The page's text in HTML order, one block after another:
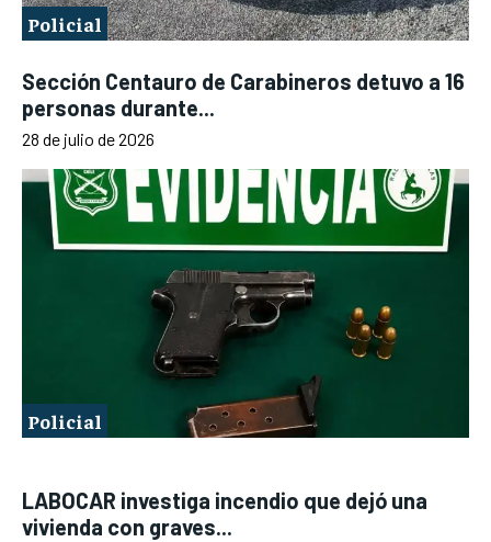
Policial
Sección Centauro de Carabineros detuvo a 16
personas durante...
28 de julio de 2026
Policial
LABOCAR investiga incendio que dejó una
vivienda con graves...